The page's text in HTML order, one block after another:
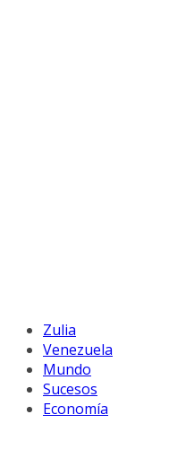
Zulia
Venezuela
Mundo
Sucesos
Economía